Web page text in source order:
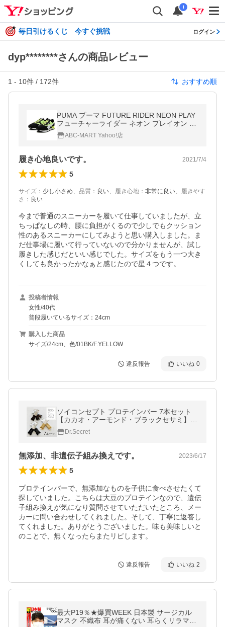
i
毎日引けるくじ 今すぐ挑戦 ログイン
dyp********さんの商品レビュー
1 - 10件 / 172件 おすすめ順
PUMA プーマ FUTURE RIDER NEON PLAY
フューチャーライダー ネオン プレイオン 37
3383 01BK/F.YELLOW
ABC-MART Yahoo!店
履き心地良いです。 2021/7/4
5
サイズ ： 少し小さめ、 品質 ： 良い、 履き心地 ： 非常に良い、 履きやす
さ ： 良い
今まで普通のスニーカーを履いて仕事していましたが、立
ちっぱなしの時、腰に負担がくるので少しでもクッション
性のあるスニーカーにしてみようと思い購入しました。ま
だ仕事場に履いて行っていないので分かりませんが、試し
履きした感じだといい感じでした。サイズをもう一つ大き
くしても良かったかなぁと感じたので星４つです。
投稿者情報
女性/40代
普段履いているサイズ：24cm
購入した商品
サイズ/24cm、色/01BK/F.YELLOW
違反報告 いいね 0
ソイコンセプト プロテインバー 7本セット
【カカオ・アーモンド・ブラックセサミ】置
き換え ダイエット 食品 おやつ お菓子 植物
性 大豆 無添加 低糖質
Dr.Secret
無添加、非遺伝子組み換えです。 2023/6/17
5
プロテインバーで、無添加なものを子供に食べさせたくて
探していました。こちらは大豆のプロテインなので、遺伝
子組み換えが気になり質問させていただいたところ、メー
カーに問い合わせしてくれました。そして、丁寧に返答し
てくれました。ありがとうございました。味も美味しいと
のことで、無くなったらまたリピします。
違反報告 いいね 2
最大P19％★爆買WEEK 日本製 サージカル
マスク 不織布 耳が痛くない 耳らくリラマス